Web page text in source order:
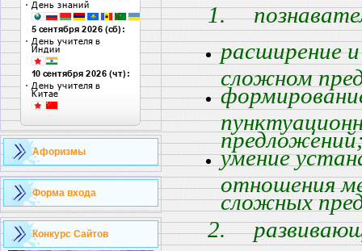
Афоризмы
Форма входа
Конкурс Сайтов
1.
расширение и
сложном
умение
отношения
сложных
2.